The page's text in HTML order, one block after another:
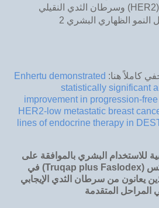
الظهاري البشري 2 (HER2) وسرطان الثدي النقيلي
فائق الانخفاض لعامل النمو الظهاري البشري 2
كاملاً هنا: Enhertu demonstrated
statistically significant
improvement in progression-
HER2-low metastatic breast
lines of endocrine therapy in
للاستخدام البشري بالموافقة على
(
Truqap plus Faslodex) في
يعانون من سرطان الثدي الإيجابي
المراحل المتقدمة